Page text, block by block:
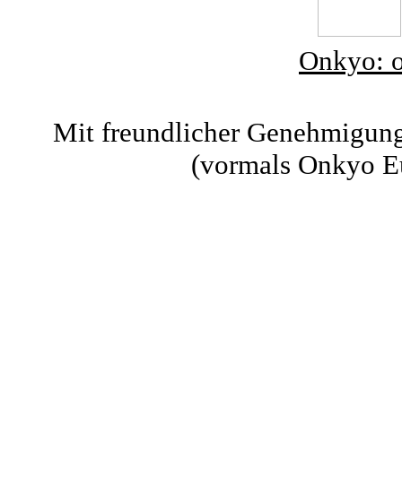
Onkyo:
Mit freundlicher
(vormals Onkyo